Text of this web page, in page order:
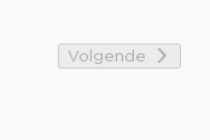
Volgende